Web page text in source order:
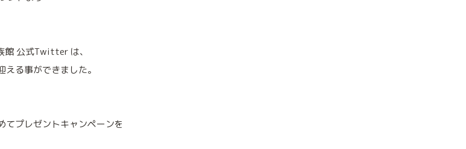
館 公式Twitter は、
る事ができました。
てプレゼントキャンペーンを